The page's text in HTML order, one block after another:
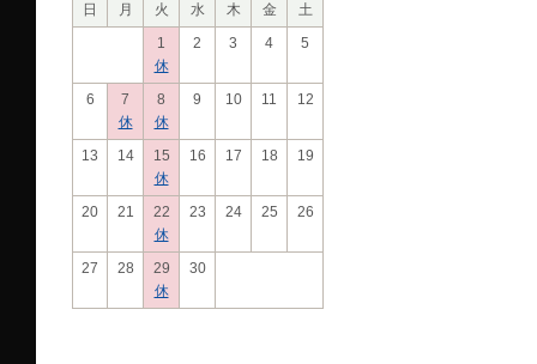
日
月 火 水 木 金
土
1
休
2 3 4 5
6
7
休
8
休
9 10 11 12
13 14
15
休
16 17 18 19
20 21
22
休
23 24 25 26
27 28
29
休
30